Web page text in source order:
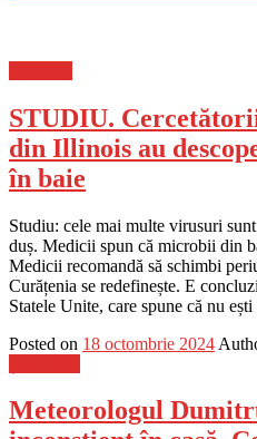
STUDIU.
din Illinois au
în baie
Studiu: cele mai multe virusuri
duș. Medicii spun că microbii din
Medicii recomandă să schimbi
Curățenia se redefinește. E
Statele Unite, care spune că nu
Posted on 18 octombrie 2024
Meteorologul